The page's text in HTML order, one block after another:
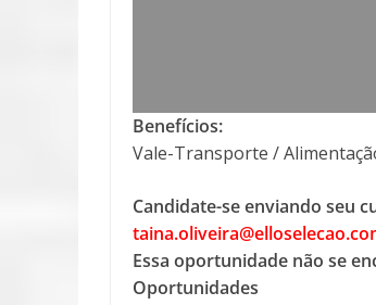
Benefícios:
Vale-Transporte /
Candidate-se enviando seu
Essa oportunidade não se
Oportunidades